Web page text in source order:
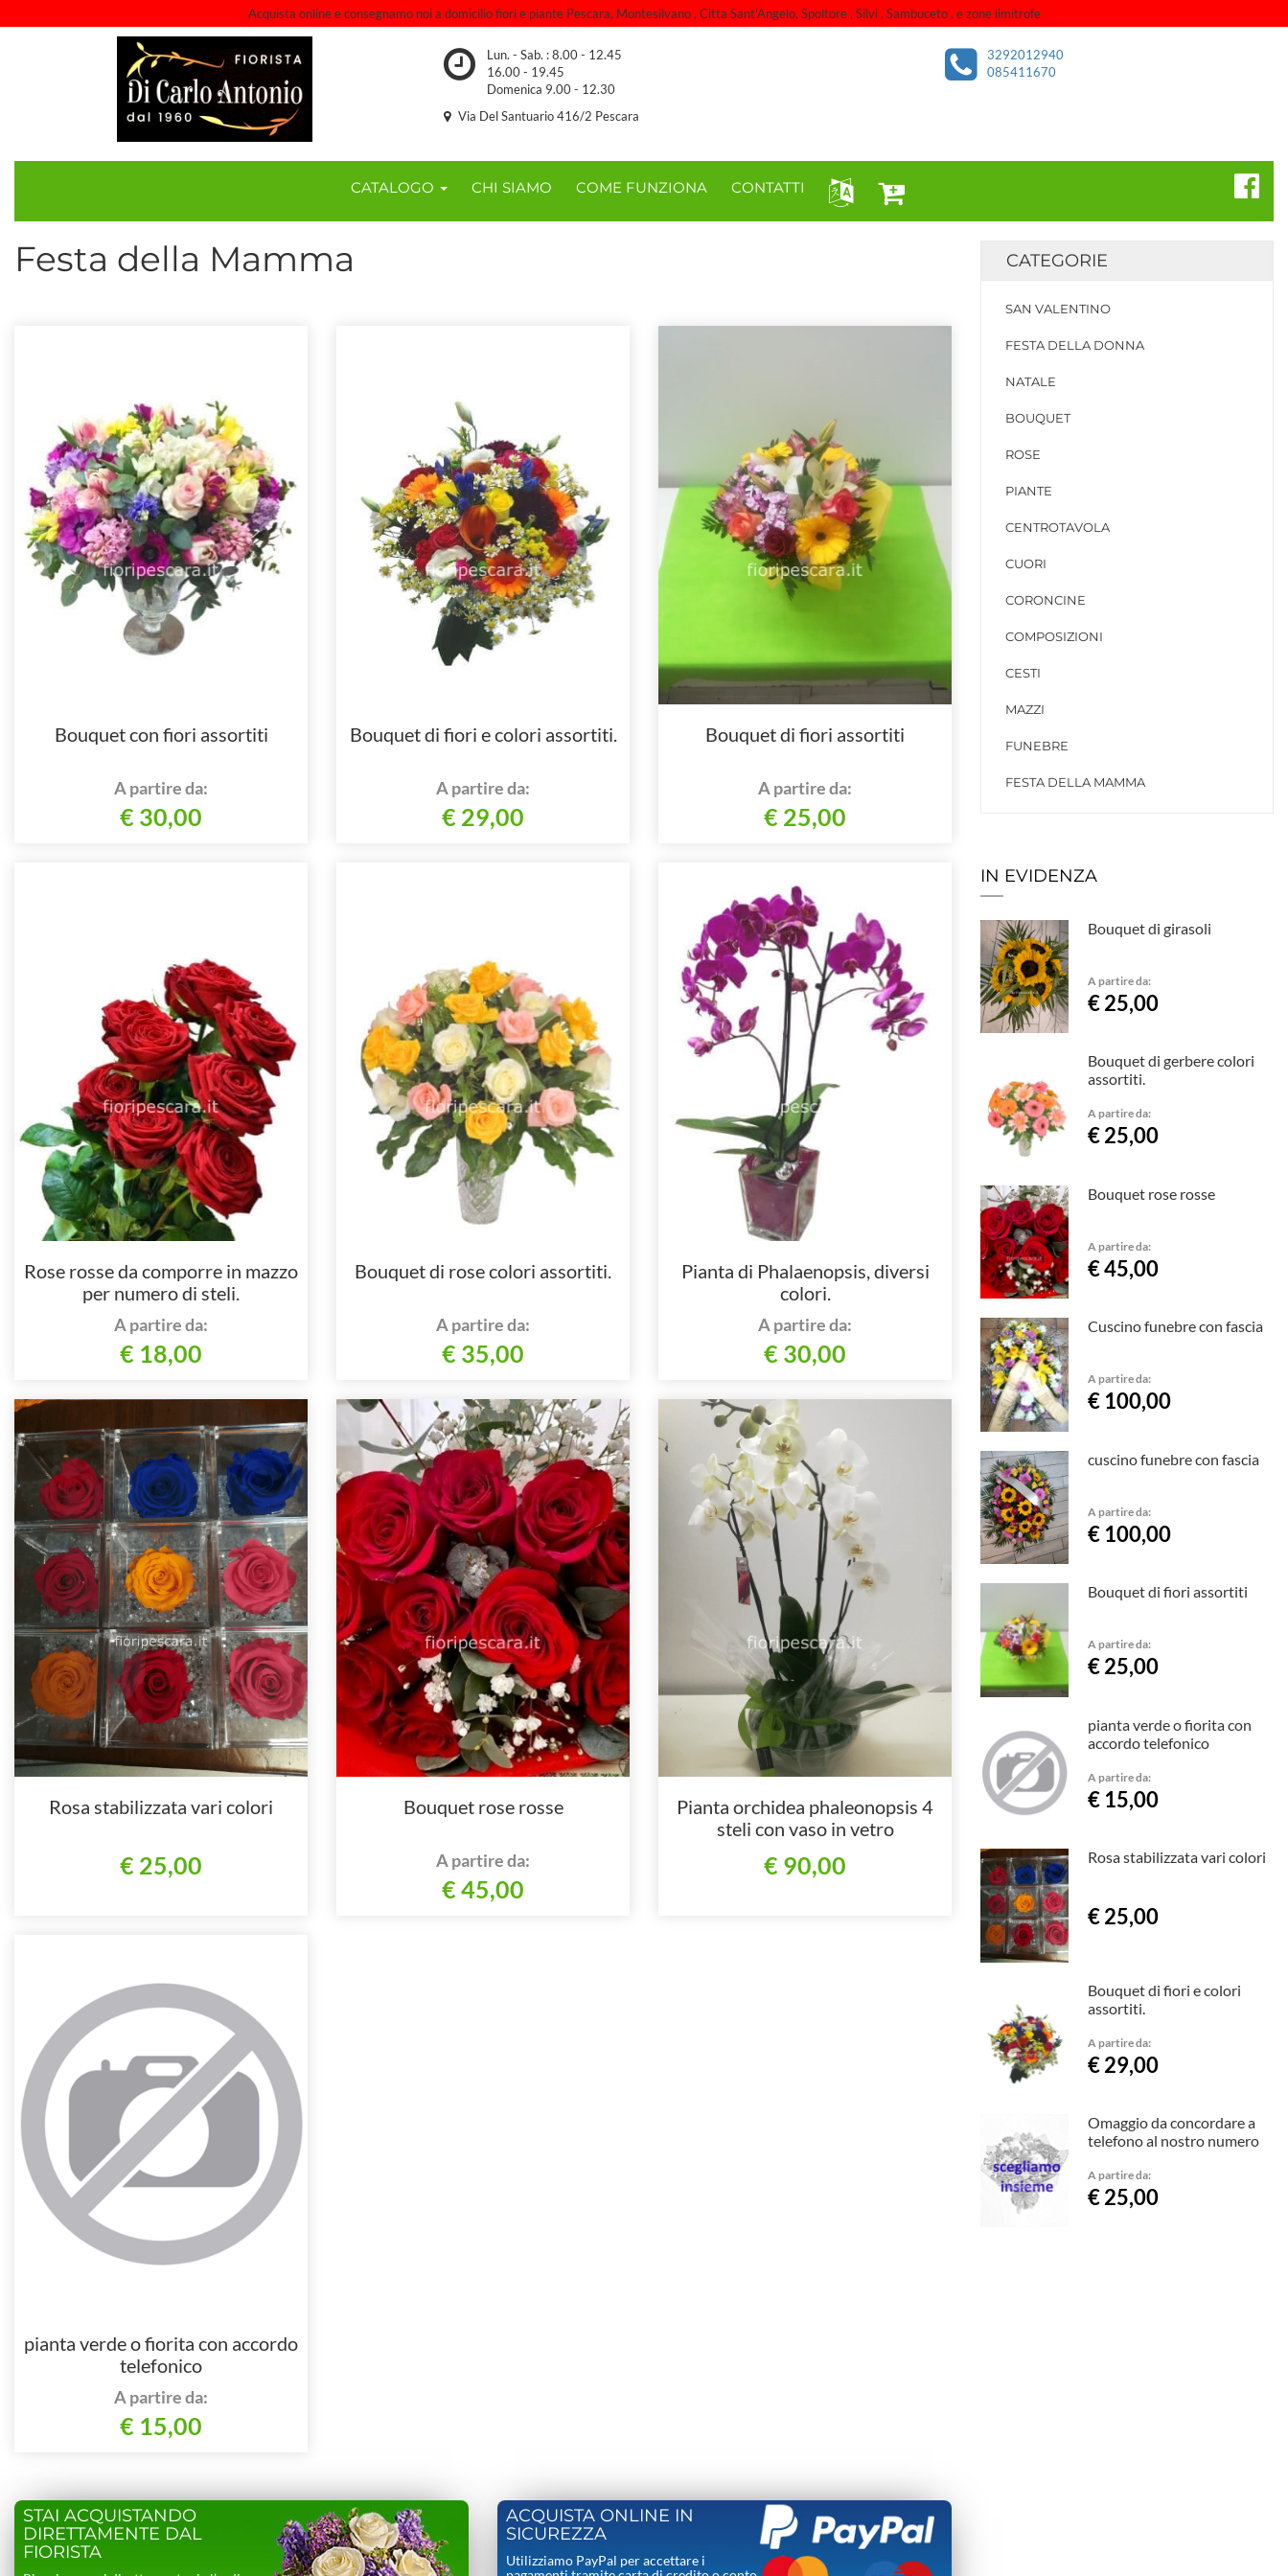
Acquista online e consegnamo noi a domicilio fiori e piante Pescara, Montesilvano , Citta Sant'Angelo, Spoltore , Silvi , Sambuceto , e zone limitrofe
Lun. - Sab. : 8.00 - 12.45
16.00 - 19.45
Domenica 9.00 - 12.30
3292012940
085411670
Via Del Santuario 416/2 Pescara
CATALOGO CHI SIAMO COME FUNZIONA CONTATTI
Festa della Mamma
Bouquet con fiori assortiti
A partire da:
€ 30,00
Bouquet di fiori e colori assortiti.
A partire da:
€ 29,00
Bouquet di fiori assortiti
A partire da:
€ 25,00
Rose rosse da comporre in mazzo
per numero di steli.
A partire da:
€ 18,00
Bouquet di rose colori assortiti.
A partire da:
€ 35,00
Pianta di Phalaenopsis, diversi
colori.
A partire da:
€ 30,00
Rosa stabilizzata vari colori
€ 25,00
Bouquet rose rosse
A partire da:
€ 45,00
Pianta orchidea phaleonopsis 4
steli con vaso in vetro
€ 90,00
pianta verde o fiorita con accordo
telefonico
A partire da:
€ 15,00
STAI ACQUISTANDO
DIRETTAMENTE DAL
FIORISTA
ACQUISTA ONLINE IN
SICUREZZA
Utilizziamo PayPal per accettare i
CATEGORIE
SAN VALENTINO
FESTA DELLA DONNA
NATALE
BOUQUET
ROSE
PIANTE
CENTROTAVOLA
CUORI
CORONCINE
COMPOSIZIONI
CESTI
MAZZI
FUNEBRE
FESTA DELLA MAMMA
IN EVIDENZA
Bouquet di girasoli
A partire da:
€ 25,00
Bouquet di gerbere colori
assortiti.
A partire da:
€ 25,00
Bouquet rose rosse
A partire da:
€ 45,00
Cuscino funebre con fascia
A partire da:
€ 100,00
cuscino funebre con fascia
A partire da:
€ 100,00
Bouquet di fiori assortiti
A partire da:
€ 25,00
pianta verde o fiorita con
accordo telefonico
A partire da:
€ 15,00
Rosa stabilizzata vari colori
€ 25,00
Bouquet di fiori e colori
assortiti.
A partire da:
€ 29,00
Omaggio da concordare a
telefono al nostro numero
A partire da:
€ 25,00